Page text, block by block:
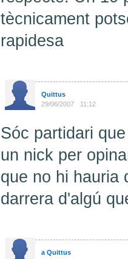
tècnicament
rapidesa
Quittus
29/06/2007
11:12
Sóc partidari
un nick per
que no hi hauria
darrera d'algú
a Quittus